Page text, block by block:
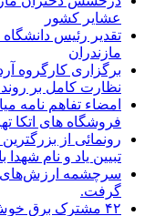
عشایر کشور
تقدیر رئیس
مازندران
برگزاری کارگروه
نظارت کامل بر روند
امضاء تفاهم نامه
فروشگاه های اتکا
رونمائی از
تبیین یاد و نام شهدا
سرچشمه ارزش‌های
گرفت.